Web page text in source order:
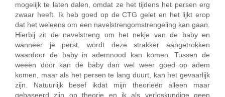
mogelijk te laten dalen, omdat ze het tijdens het persen erg
zwaar heeft. Ik heb goed op de CTG gelet en het lijkt erop
dat het weleens om een navelstrengomstrengeling kan gaan.
Hierbij zit de navelstreng om het nekje van de baby en
wanneer je perst, wordt deze strakker aangetrokken
waardoor de baby in ademnood kan komen. Tussen de
weeën door kan de baby dan wel weer goed op adem
komen, maar als het persen te lang duurt, kan het gevaarlijk
zijn. Natuurlijk besef ikdat mijn theorieën alleen maar
gebaseerd zijn op theorie en ik als verloskundige geen